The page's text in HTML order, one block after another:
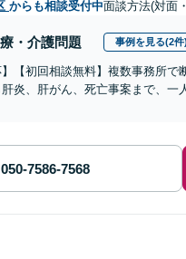
からも相談受付中面談方法(対面
・介護問題 事例を見る(2件)
】【初回相談無料】複数事務所
炎、肝がん、死亡事案まで、